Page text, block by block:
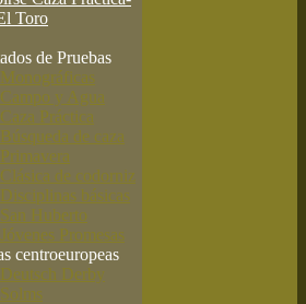
Toro
de Pruebas
Monográficas
Campo y Agua
Caza Práctica
Búsqueda de caza
Primavera
Clásica de codorniz
Disciplinas básicas
San Huberto
Jóvenes Promesas
centroeuropeas
Deutsch Derby
Solms